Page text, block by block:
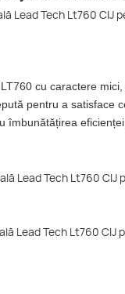
cu caractere
pentru a satisface
îmbunătățirea